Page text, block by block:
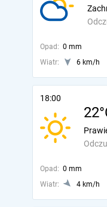
Opad: 0 mm
Wiatr:
6 km/h
18:00
Opad: 0 mm
Wiatr:
4 km/h